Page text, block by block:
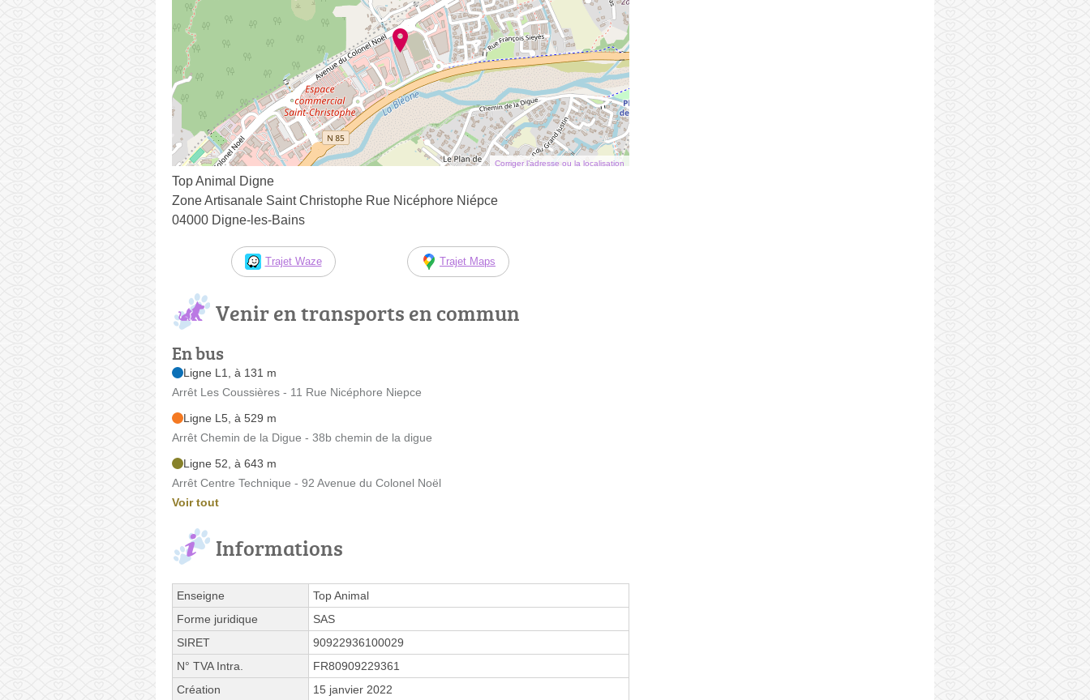
Corriger l’adresse ou la localisation
Top Animal Digne
Zone Artisanale Saint Christophe Rue Nicéphore Niépce
04000 Digne-les-Bains
Trajet Waze Trajet Maps
Venir en transports en commun
En bus
Ligne L1, à 131 m
Arrêt Les Coussières - 11 Rue Nicéphore Niepce
Ligne L5, à 529 m
Arrêt Chemin de la Digue - 38b chemin de la digue
Ligne 52, à 643 m
Arrêt Centre Technique - 92 Avenue du Colonel Noël
Voir tout
Informations
Enseigne
Top Animal
Forme juridique
SAS
SIRET
90922936100029
N° TVA Intra.
FR80909229361
Création
15 janvier 2022